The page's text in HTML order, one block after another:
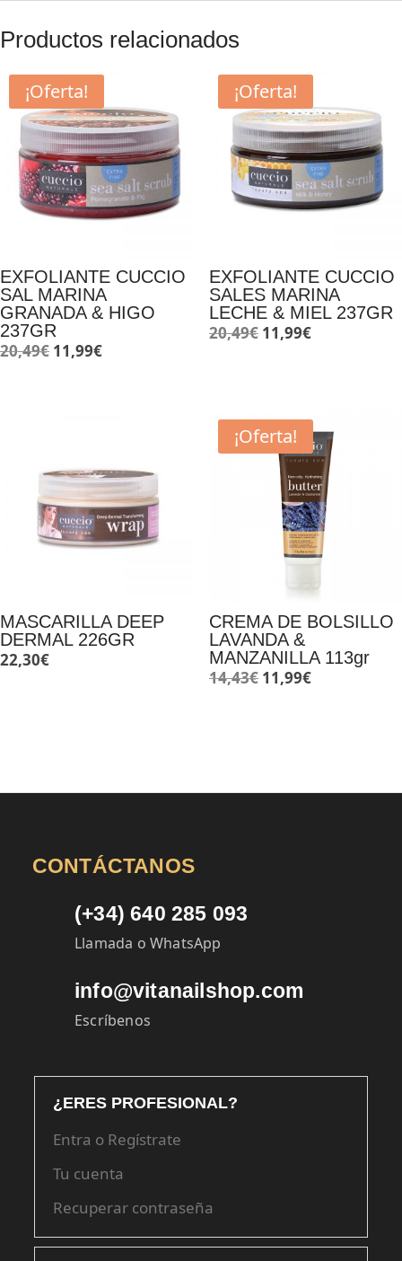
Productos relacionados
¡Oferta!
EXFOLIANTE CUCCIO
SAL MARINA
GRANADA & HIGO
237GR
20,49€ El
11,99€El
¡Oferta!
EXFOLIANTE CUCCIO
SALES MARINA
LECHE & MIEL 237GR
20,49€ El
20,49€.
11,99€El
11,99€.
MASCARILLA DEEP
DERMAL 226GR
22,30€
¡Oferta!
CREMA DE BOLSILLO
LAVANDA &
MANZANILLA 113gr
14,43€ El
11,99€El
CONTÁCTANOS
(+34) 640 285 093
Llamada o WhatsApp
info@vitanailshop.com
Escríbenos
¿ERES PROFESIONAL?
Entra o Regístrate
Tu cuenta
Recuperar contraseña